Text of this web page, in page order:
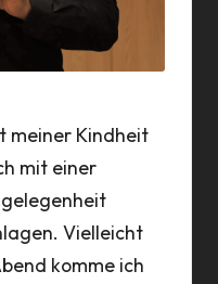
meiner Kindheit
mit einer
Vielleicht
komme ich